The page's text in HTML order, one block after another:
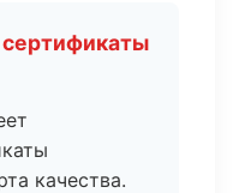
качества.